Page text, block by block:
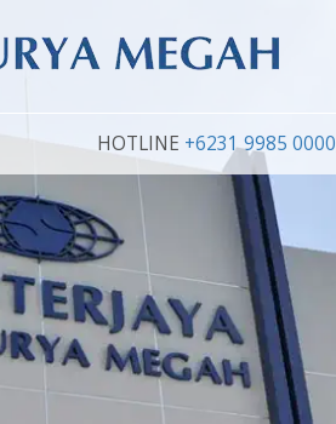
HOTLINE +6231 9985 0000